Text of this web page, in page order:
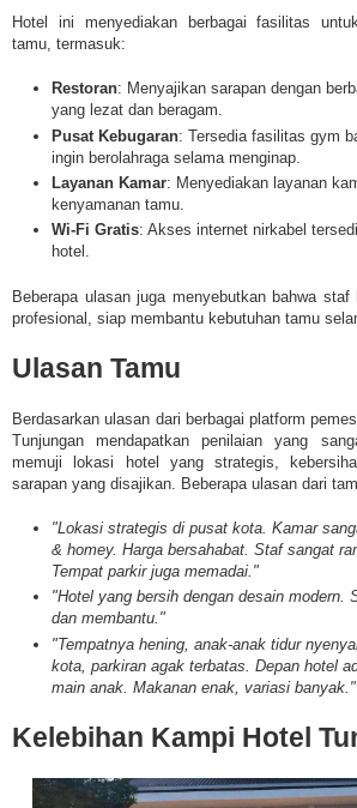
Hotel ini menyediakan berbagai fasilitas
tamu, termasuk:​
Restoran: Menyajikan sarapan dengan
yang lezat dan beragam.​
Pusat Kebugaran: Tersedia fasilitas gym
ingin berolahraga selama menginap.​
Layanan Kamar: Menyediakan layanan
kenyamanan tamu.​
Wi-Fi Gratis: Akses internet nirkabel
hotel.​
Beberapa ulasan juga menyebutkan bahwa
profesional, siap membantu kebutuhan tamu
Ulasan Tamu
Berdasarkan ulasan dari berbagai platform
Tunjungan mendapatkan penilaian yang
memuji lokasi hotel yang strategis,
sarapan yang disajikan. Beberapa ulasan dari
"Lokasi strategis di pusat kota. Kamar
& homey. Harga bersahabat. Staf sangat
Tempat parkir juga memadai."
"Hotel yang bersih dengan desain modern.
dan membantu."
"Tempatnya hening, anak-anak tidur
kota, parkiran agak terbatas. Depan hotel
main anak. Makanan enak, variasi banyak."
Kelebihan Kampi Hotel